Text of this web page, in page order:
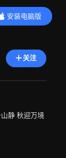
安装电脑版
内容更精彩
关注
静 秋迎万境